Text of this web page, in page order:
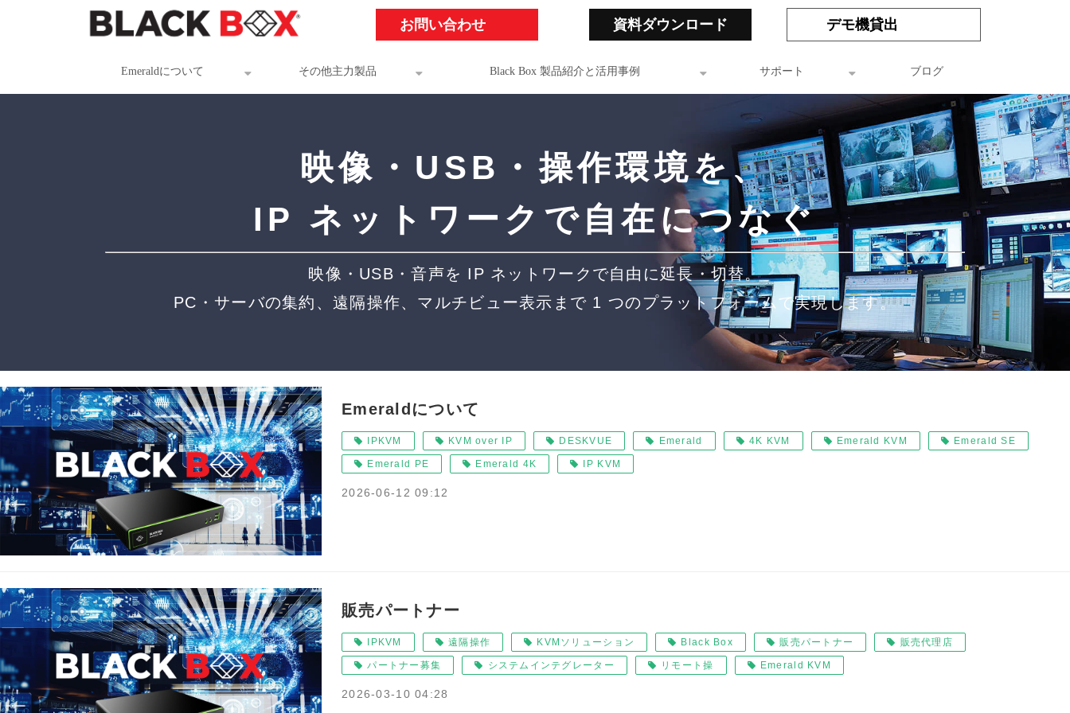
お問い合わせ 資料ダウンロード デモ機貸出
Emeraldについて その他主力製品 Black Box 製品紹介と活用事例 サポート ブログ
映像・USB・操作環境を、
IP ネットワークで自在につなぐ
映像・USB・音声を IP ネットワークで自由に延長・切替。
PC・サーバの集約、遠隔操作、マルチビュー表示まで 1 つのプラットフォームで実現します。
Emeraldについて
IPKVM KVM over IP DESKVUE Emerald 4K KVM Emerald KVM Emerald SE
Emerald PE Emerald 4K IP KVM
2026-06-12 09:12
販売パートナー
IPKVM 遠隔操作 KVMソリューション Black Box 販売パートナー 販売代理店
パートナー募集 システムインテグレーター リモート操 Emerald KVM
2026-03-10 04:28